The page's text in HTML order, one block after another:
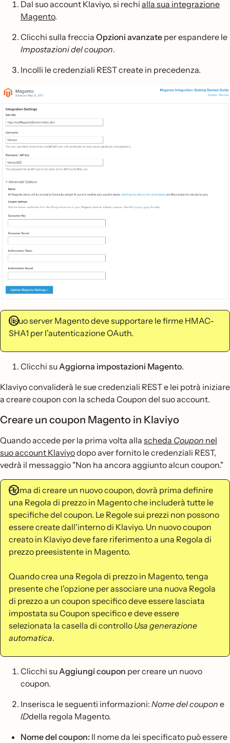
Dal suo account Klaviyo, si rechi alla sua integrazione
Magento.
Clicchi sulla freccia Opzioni avanzate per espandere le
Impostazioni del coupon.
Incolli le credenziali REST create in precedenza.
Il suo server Magento deve supportare le firme HMAC-
SHA1 per l'autenticazione OAuth.
Clicchi suAggiorna impostazioni Magento.
Klaviyo convaliderà le sue credenziali REST e lei potrà iniziare
a creare coupon con la scheda Coupon del suo account.
Creare un coupon Magento in Klaviyo
Quando accede per la prima volta alla scheda Coupon nel
suo account Klaviyodopo aver fornito le credenziali REST,
vedrà il messaggio "Non ha ancora aggiunto alcun coupon."
Prima di creare un nuovo coupon, dovrà prima definire
una Regola di prezzo in Magento che includerà tutte le
specifiche del coupon. Le Regole sui prezzi non possono
essere create dall'interno di Klaviyo. Un nuovo coupon
creato in Klaviyo deve fare riferimento a una Regola di
prezzo preesistente in Magento.
Quando crea una Regola di prezzo in Magento, tenga
presente che l'opzione per associare una nuova Regola
di prezzo a un coupon specifico deve essere lasciata
impostata su Coupon specifico e deve essere
selezionata la casella di controllo Usa generazione
automatica.
Clicchi suAggiungi coupon per creare un nuovo
coupon.
Inserisca le seguenti informazioni: Nome del coupon e
IDdella regola Magento.
Nome del coupon: Il nome da lei specificato può essere